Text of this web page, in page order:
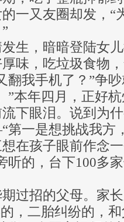
一又友圈却发，“
生，暗暗登陆女
味，吃垃圾食物
翻我手机了？”争
”本年四月，正好
下眼泪。说到为
一是想挑战我方
在孩子眼前作念
听的，台下100多
过招的父母。家
，二胎纠纷的，